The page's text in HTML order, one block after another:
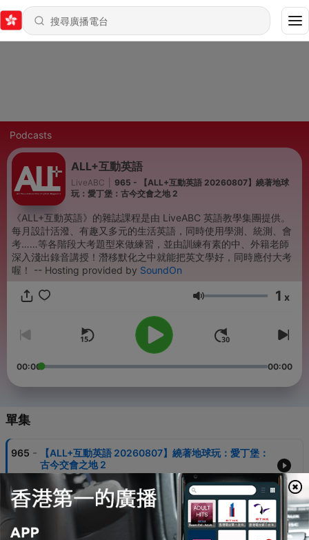
Podcasts
ALL+互動英語
LiveABC
965 - 【ALL+互動英語 20260807】繞著地球
玩：愛丁堡：古今交會之地 2
《ALL+互動英語》的雜誌課程是由 LiveABC 英語教學集團提供。
每月設計活潑、有趣又多元的生活英語，同時使用學測、統測、會
考……等各階段大考題型來做練習，並由訓練有素的中、外籍老師
深入淺出錄音講授！潛移默化之中就能把英文學好，同時應付大考
喔！ -- Hosting provided by SoundOn
音量 1 x
00:00 00:00
單集
965 -
【ALL+互動英語 20260807】繞著地球玩：愛丁堡：
古今交會之地 2
07 Aug 2026
964 - 【ALL+互動英語 20260806】繞著地球玩：愛丁堡：
05 Aug 2026